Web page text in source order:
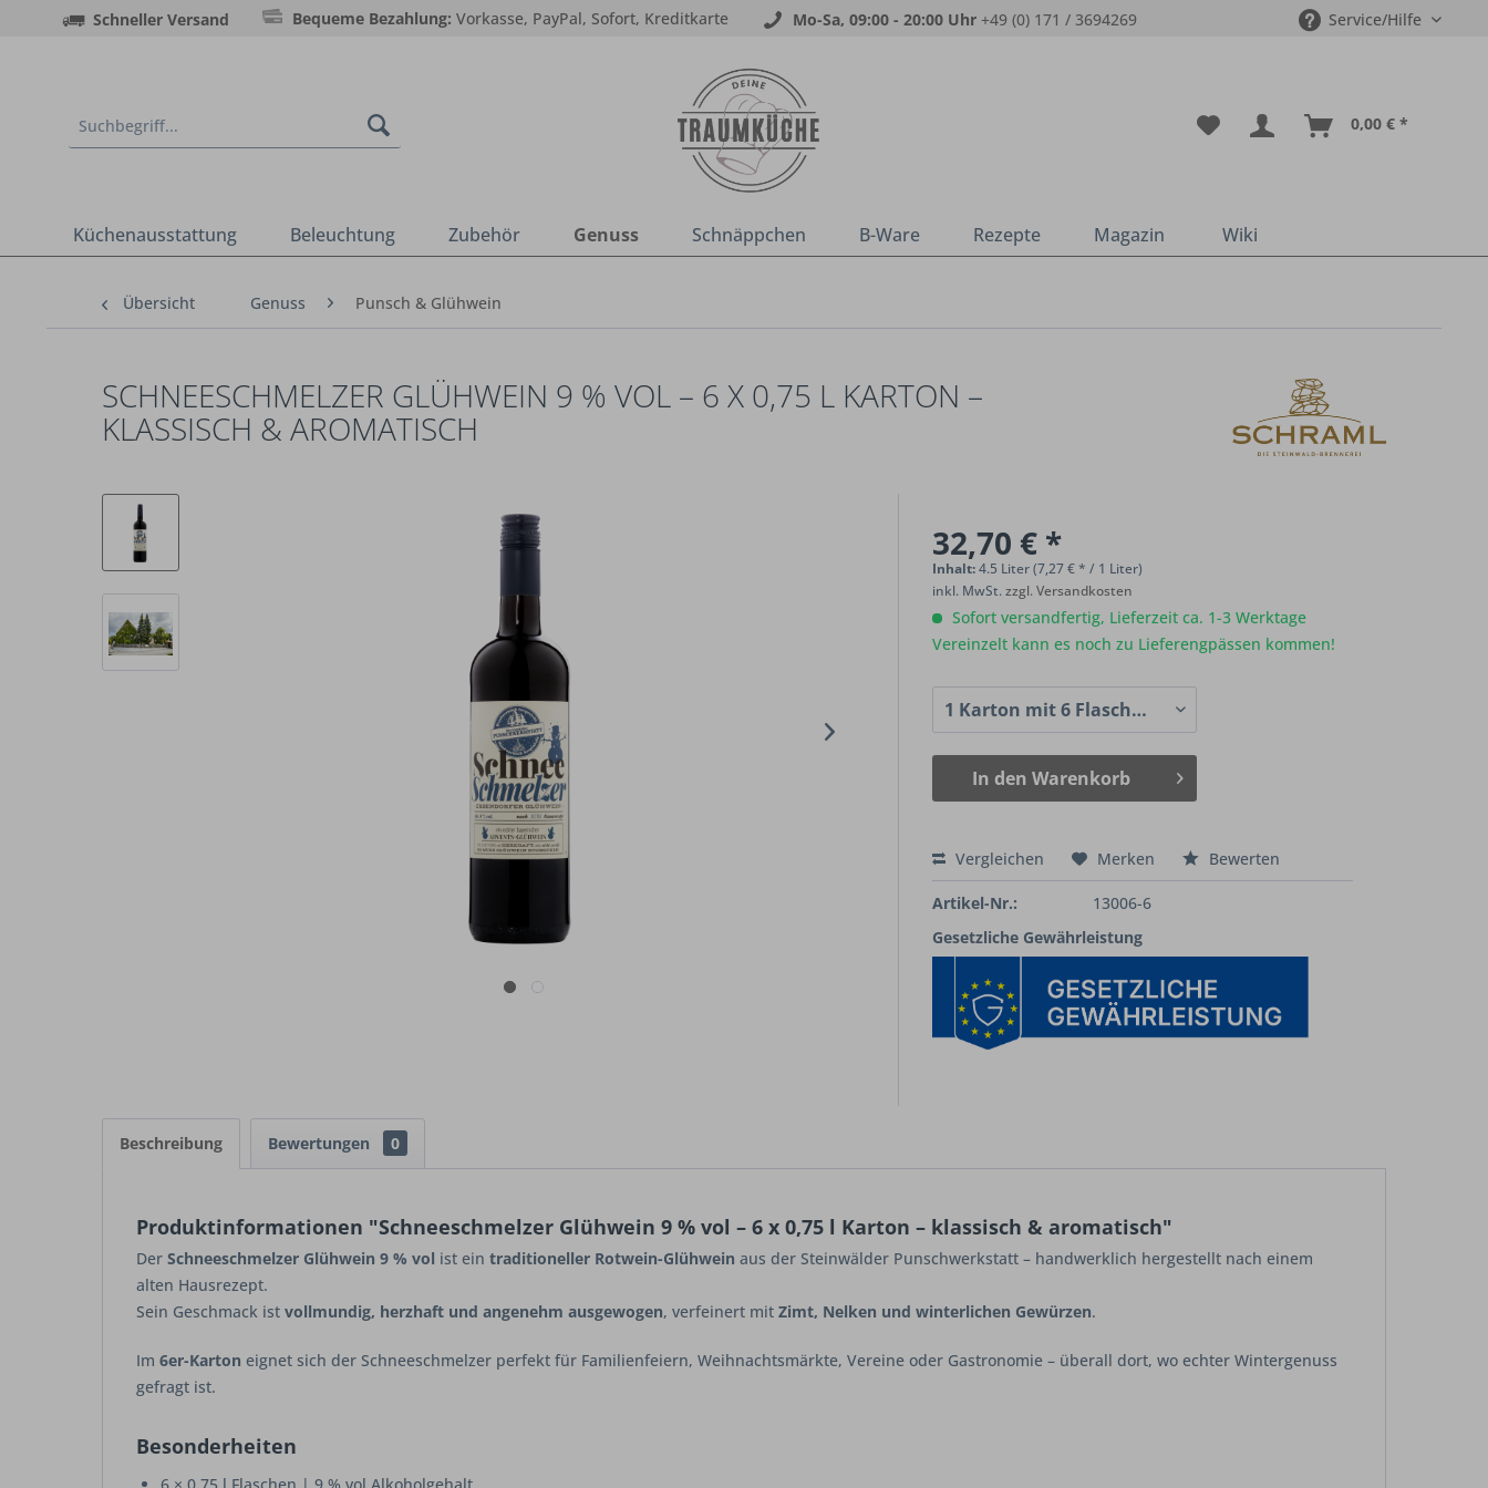
Schneller Versand Bequeme Bezahlung: Vorkasse, PayPal, Sofort, Kreditkarte Mo-Sa, 09:00 - 20:00 Uhr +49 (0) 171 / 3694269 Service/Hilfe
0,00 € *
Küchenausstattung Beleuchtung Zubehör Genuss Schnäppchen B-Ware Rezepte Magazin Wiki
Übersicht Genuss Punsch & Glühwein
SCHNEESCHMELZER GLÜHWEIN 9 % VOL – 6 X 0,75 L KARTON –
KLASSISCH & AROMATISCH
32,70 € *
Inhalt:4.5 Liter (7,27 € * / 1 Liter)
inkl. MwSt.zzgl. Versandkosten
Sofort versandfertig, Lieferzeit ca. 1-3 Werktage
Vereinzelt kann es noch zu Lieferengpässen kommen!
In den Warenkorb
Vergleichen Merken Bewerten
Artikel-Nr.:
13006-6
Gesetzliche Gewährleistung
Beschreibung Bewertungen 0
Produktinformationen "Schneeschmelzer Glühwein 9 % vol – 6 x 0,75 l Karton – klassisch & aromatisch"
Der Schneeschmelzer Glühwein 9 % vol ist ein traditioneller Rotwein-Glühwein aus der Steinwälder Punschwerkstatt – handwerklich hergestellt nach einem
alten Hausrezept.
Sein Geschmack ist vollmundig, herzhaft und angenehm ausgewogen, verfeinert mit Zimt, Nelken und winterlichen Gewürzen.
Im 6er-Karton eignet sich der Schneeschmelzer perfekt für Familienfeiern, Weihnachtsmärkte, Vereine oder Gastronomie – überall dort, wo echter Wintergenuss
gefragt ist.
Besonderheiten